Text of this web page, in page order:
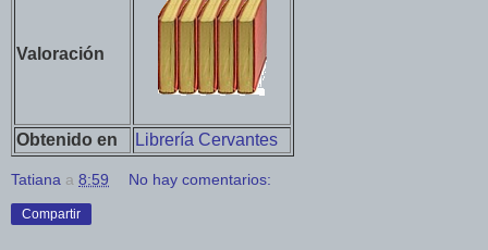
Valoración
Obtenido en Librería Cervantes
Tatiana a 8:59 No hay comentarios:
Compartir